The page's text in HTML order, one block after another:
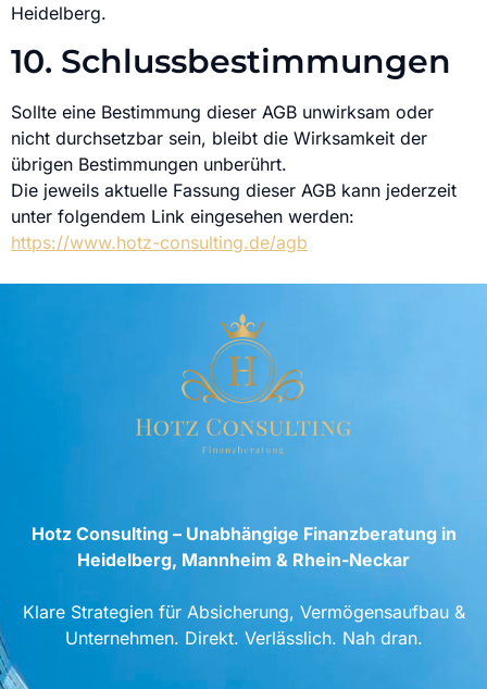
Heidelberg.
10. Schlussbestimmungen
Sollte eine Bestimmung dieser AGB unwirksam oder
nicht durchsetzbar sein, bleibt die Wirksamkeit der
übrigen Bestimmungen unberührt.
Die jeweils aktuelle Fassung dieser AGB kann jederzeit
unter folgendem Link eingesehen werden:
https://www.hotz-consulting.de/agb
Hotz Consulting – Unabhängige Finanzberatung in
Heidelberg, Mannheim & Rhein-Neckar
Klare Strategien für Absicherung, Vermögensaufbau &
Unternehmen. Direkt. Verlässlich. Nah dran.